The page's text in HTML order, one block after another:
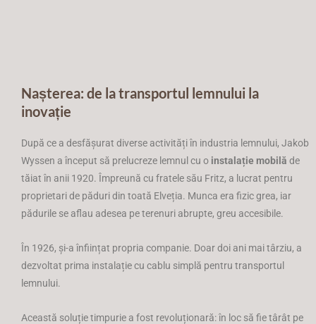
Nașterea: de la transportul lemnului la
inovație
După ce a desfășurat diverse activități în industria lemnului, Jakob
Wyssen a început să prelucreze lemnul cu o instalație mobilă de
tăiat în anii 1920. Împreună cu fratele său Fritz, a lucrat pentru
proprietari de păduri din toată Elveția. Munca era fizic grea, iar
pădurile se aflau adesea pe terenuri abrupte, greu accesibile.
În 1926, și-a înființat propria companie. Doar doi ani mai târziu, a
dezvoltat prima instalație cu cablu simplă pentru transportul
lemnului.
Această soluție timpurie a fost revoluționară: în loc să fie târât pe